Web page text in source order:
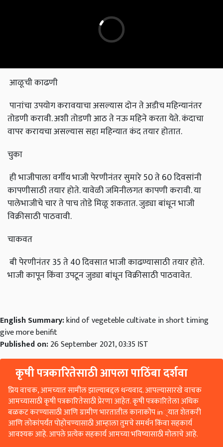
आळूची काढणी
पानांचा उपयोग करावयाचा असल्यास दोन ते अडीच महिन्यानंतर
तोडणी करावी. अशी तोडणी आठ ते नऊ महिने करता येते. कंदाचा
वापर करायचा असल्यास सहा महिन्यात कंद तयार होतात.
चुका
ही भाजीपाला वर्गीय भाजी पेरणीनंतर सुमारे 50 ते 60 दिवसांनी
कापणीसाठी तयार होते. यावेळी जमिनीलगत कापणी करावी. या
पालेभाजीचे चार ते पाच तोडे मिळू शकतात. जुड्या बांधून भाजी
विक्रीसाठी पाठवावी.
चाकवत
बी पेरणीनंतर 35 ते 40 दिवसात भाजी काढण्यासाठी तयार होते.
भाजी कापून किंवा उपटून जुड्या बांधून विक्रीसाठी पाठवावेत.
English Summary:kind of vegeteble cultivate in short timing
give more benifit
Published on:26 September 2021, 03:35 IST
कृषी पत्रकारितेसाठी आपला पाठिंबा दर्शवा
प्रिय वाचक, आमच्यात सामील झाल्याबद्दल धन्यवाद. आपल्यासारखे वाचक
आमच्यासाठी कृषी पत्रकारितेसाठी प्रेरणा आहेत. कृषी पत्रकारितेला अधिक
बळकट करण्यासाठी आणि ग्रामीण भारतातील कानाकोप in्यात शेतकरी
आणि लोकांपर्यंत पोहोचण्यासाठी आम्हाला तुमचे समर्थन किंवा सहकार्य
आवश्यक आहे. आपले प्रत्येक सहकार्य आमच्या भविष्यासाठी मोलाचे आहे.